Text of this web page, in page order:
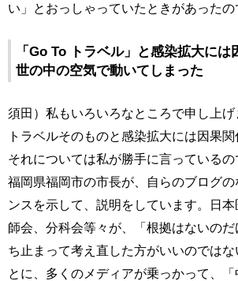
い」とおっしゃっていたときがあったの
「Go To トラベル」と感染拡大には
世の中の空気で動いてしまった
須田）私もいろいろなところで申し上げ
トラベルそのものと感染拡大には因果関
それについては私が勝手に言っている
福岡県福岡市の市長が、自らのブログ
ンスを示して、説明をしています。日
師会、分科会等々が、「根拠はないの
ち止まって考え直した方がいいのではな
とに、多くのメディアが乗っかって、「